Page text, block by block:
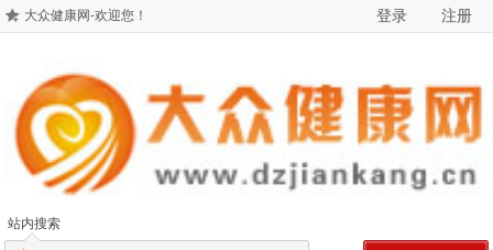
大众健康网-欢迎您！ 登录 注册
站内搜索